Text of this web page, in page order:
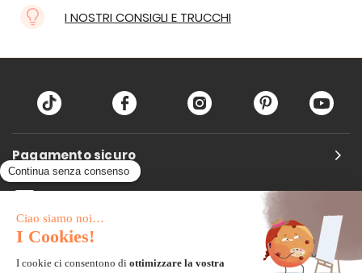
I NOSTRI CONSIGLI E TRUCCHI
Pagamento sicuro
Paypal
Bonifico Bancario